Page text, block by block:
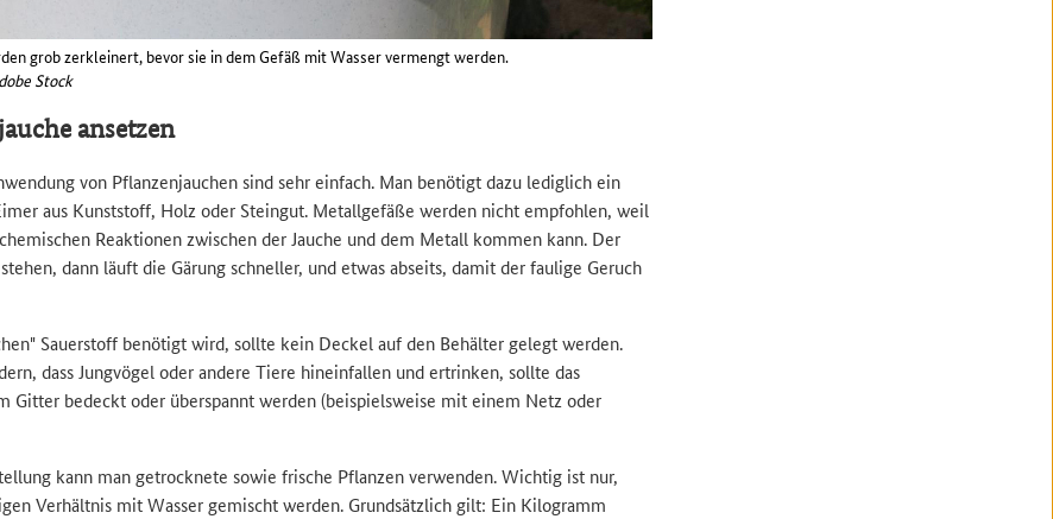
grob zerkleinert, bevor sie in dem Gefäß mit Wasser vermengt werden.
Stock
ansetzen
von Pflanzenjauchen sind sehr einfach. Man benötigt dazu lediglich ein
aus Kunststoff, Holz oder Steingut. Metallgefäße werden nicht empfohlen, weil
Reaktionen zwischen der Jauche und dem Metall kommen kann. Der
dann läuft die Gärung schneller, und etwas abseits, damit der faulige Geruch
Sauerstoff benötigt wird, sollte kein Deckel auf den Behälter gelegt werden.
dass Jungvögel oder andere Tiere hineinfallen und ertrinken, sollte das
Gitter bedeckt oder überspannt werden (beispielsweise mit einem Netz oder
kann man getrocknete sowie frische Pflanzen verwenden. Wichtig ist nur,
Verhältnis mit Wasser gemischt werden. Grundsätzlich gilt: Ein Kilogramm